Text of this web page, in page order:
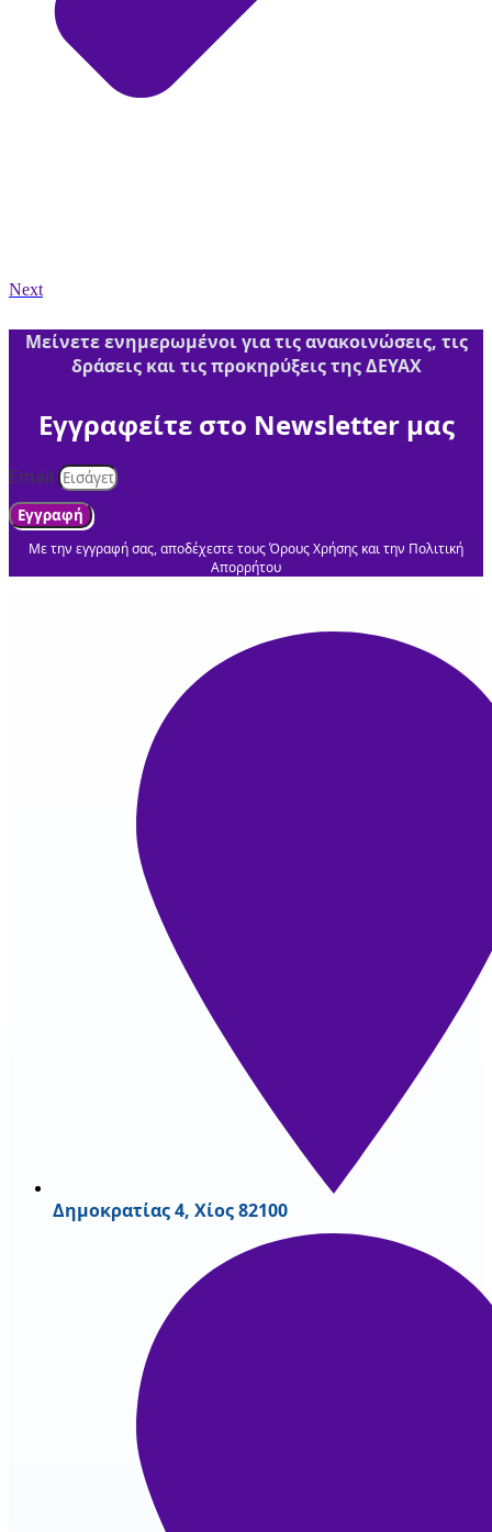
Next
Μείνετε ενημερωμένοι για τις ανακοινώσεις, τις
δράσεις και τις προκηρύξεις της ΔΕΥΑΧ
Εγγραφείτε στο Newsletter μας
Email
Εγγραφή
Με την εγγραφή σας, αποδέχεστε τους Όρους Χρήσης και την Πολιτική
Απορρήτου
Δημοκρατίας 4, Χίος 82100